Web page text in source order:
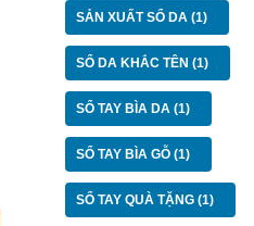
SẢN XUẤT SỔ DA (1)
SỔ DA KHẮC TÊN (1)
SỔ TAY BÌA DA (1)
SỔ TAY BÌA GỖ (1)
SỔ TAY QUÀ TẶNG (1)